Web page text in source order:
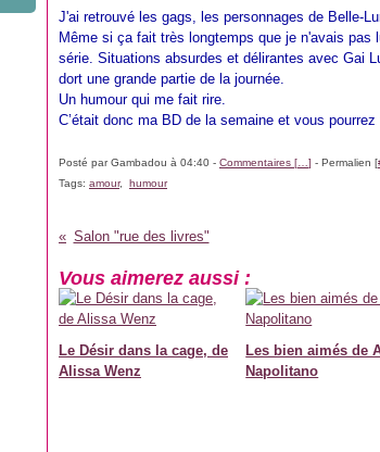
J'ai retrouvé les gags, les personnages de Belle-
Même si ça fait très longtemps que je n'avais
série. Situations absurdes et délirantes avec Gai
dort une grande partie de la journée.
Un humour qui me fait rire.
C’était donc ma BD de la semaine et vous
Posté par Gambadou à 04:40 - Commentaires [ ] - Permalien [
Tags: amour, humour
Salon "rue des livres"
Vous aimerez aussi :
Le Désir dans la cage, de
Alissa Wenz
Les bien aimés de
Napolitano